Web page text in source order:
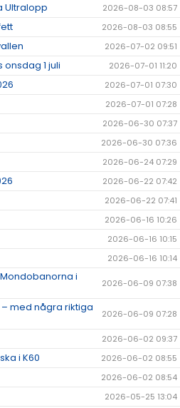
Ultralopp 2026-08-03 08:57
2026-08-03 08:55
2026-07-02 09:51
onsdag 1 juli 2026-07-01 11:20
2026-07-01 07:30
2026-07-01 07:28
2026-06-30 07:37
2026-06-30 07:36
2026-06-24 07:29
2026-06-22 07:42
2026-06-22 07:41
2026-06-16 10:26
2026-06-16 10:15
2026-06-16 10:14
i
2026-06-09 07:38
med några riktiga
2026-06-09 07:28
2026-06-02 09:37
i K60 2026-06-02 08:55
2026-06-02 08:54
2026-05-25 13:04